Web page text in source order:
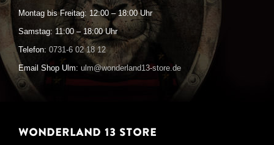
Montag bis Freitag: 12:00 – 18:00 Uhr
Samstag: 11:00 – 18:00 Uhr
Telefon: 0731-6 02 18 12
Email Shop Ulm: ulm@wonderland13-store.de
WONDERLAND 13 STORE